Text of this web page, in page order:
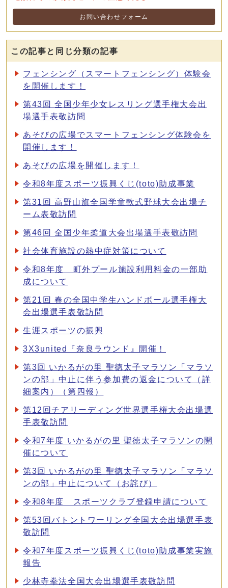
お問い合わせフォーム
この記事と同じ分類の記事
フェンシング（スマートフェンシング）体験会
を開催します！
第43回 全国少年少女レスリング選手権大会出
場選手表敬訪問
あそびの広場でスマートフェンシング体験会を
開催します！
あそびの広場を開催します！
令和8年度スポーツ振興くじ(toto)助成事業
第31回 高野山旗全国学童軟式野球大会出場チ
ーム表敬訪問
第46回 全国少年柔道大会出場選手表敬訪問
社会体育施設の熱中症対策について
令和8年度 町外プール施設利用料金の一部助
成について
第21回 春の全国中学生ハンドボール選手権大
会出場選手表敬訪問
生涯スポーツの振興
3X3united『奈良ラウンド』開催！
第3回 いかるがの里 聖徳太子マラソン「マラソ
ンの部」中止に伴う参加費の返金について（詳
細案内）（第四報）
第12回チアリーディング世界選手権大会出場選
手表敬訪問
令和7年度 いかるがの里 聖徳太子マラソンの開
催について
第3回 いかるがの里 聖徳太子マラソン「マラソ
ンの部」中止について（お詫び）
令和8年度 スポーツクラブ登録申請について
第53回バトントワーリング全国大会出場選手表
敬訪問
令和7年度スポーツ振興くじ(toto)助成事業実施
報告
少林寺拳法全国大会出場選手表敬訪問